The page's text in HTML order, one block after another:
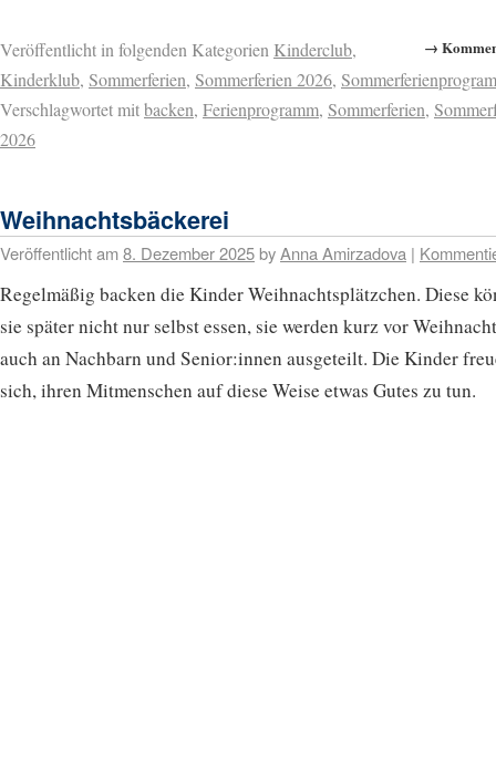
→
Veröffentlicht in folgenden Kategorien Kinderclub,
Kinderklub, Sommerferien, Sommerferien 2026,
Verschlagwortet mitbacken, Ferienprogramm, Sommerferien,
2026
Weihnachtsbäckerei
Veröffentlicht am8. Dezember 2025byAnna Amirzadova |
Regelmäßig backen die Kinder Weihnachtsplätzchen. Diese
sie später nicht nur selbst essen, sie werden kurz vor
auch an Nachbarn und Senior:innen ausgeteilt. Die Kinder
sich, ihren Mitmenschen auf diese Weise etwas Gutes zu tun.